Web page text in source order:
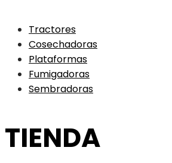
Tractores
Cosechadoras
Plataformas
Fumigadoras
Sembradoras
TIENDA